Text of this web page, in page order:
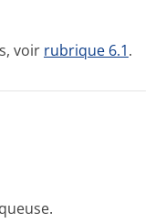
voir rubrique 6.1.